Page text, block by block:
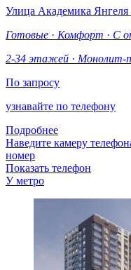
Улица Академика Янгеля
Готовые · Комфорт · С
2-34 этажей · Монолит-
По запросу
узнавайте по телефону
Подробнее
Наведите камеру
номер
Показать телефон
У метро